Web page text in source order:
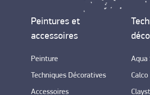
Peintures et
accessoires
Peinture
Techniques Décoratives
Accessoires
Aqua
Calco